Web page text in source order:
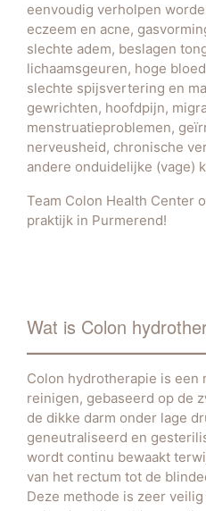
eenvoudig verholpen
eczeem en acne,
slechte adem, beslagen
lichaamsgeuren, hoge
slechte spijsvertering en
gewrichten, hoofdpijn,
menstruatieproblemen,
nerveusheid, chronische
andere onduidelijke (vage)
Team Colon Health Center
praktijk in Purmerend!
Wat is Colon
Colon hydrotherapie is een
reinigen, gebaseerd op de
de dikke darm onder lage
geneutraliseerd en
wordt continu bewaakt
van het rectum tot de
Deze methode is zeer